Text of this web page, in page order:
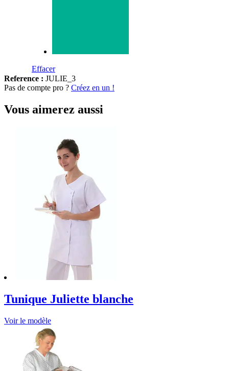
Effacer
Reference : JULIE_3
Pas de compte pro ? Créez en un !
Vous aimerez aussi
Tunique Juliette blanche
Voir le modèle